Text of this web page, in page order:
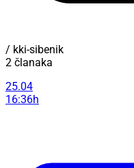
/ kki-sibenik
2 članaka
25.04
16:36h